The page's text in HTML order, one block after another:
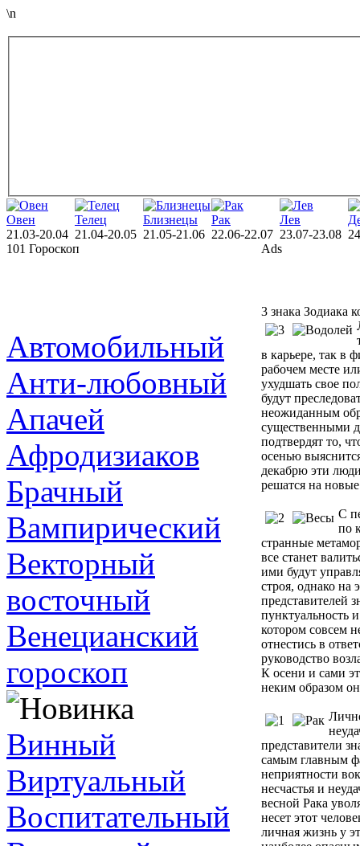
\n
Овен
21.03-20.04
Телец
21.04-20.05
Близнецы
21.05-21.06
Рак
22.06-22.07
Лев
23.07-23.08
101 Гороскоп
Автомобильный
Анти-любовный
Апачей
Афродизиаков
Брачный
Вампирический
Векторный
восточный
Венецианский
гороскоп
Винный
Виртуальный
Воспитательный
Ads
3 знака Зодиака
в карьере, так в
рабочем месте
ухудшать свое
будут
неожиданным
существенными
подтвердят то,
осенью
декабрю эти
решатся на
С
по
странные
все станет
ими будут
строя, однако
представителей
пунктуальность
котором совсем
отнестись в
руководство
К осени и сами
неким образом
представители
самым главным
неприятности
несчастья и
весной Рака
несет этот
личная жизнь у